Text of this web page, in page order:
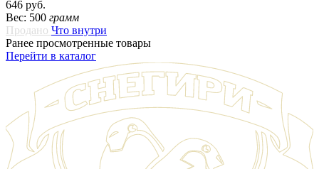
646 руб.
Вес: 500 грамм
Продано Что внутри
Ранее просмотренные товары
Перейти в каталог